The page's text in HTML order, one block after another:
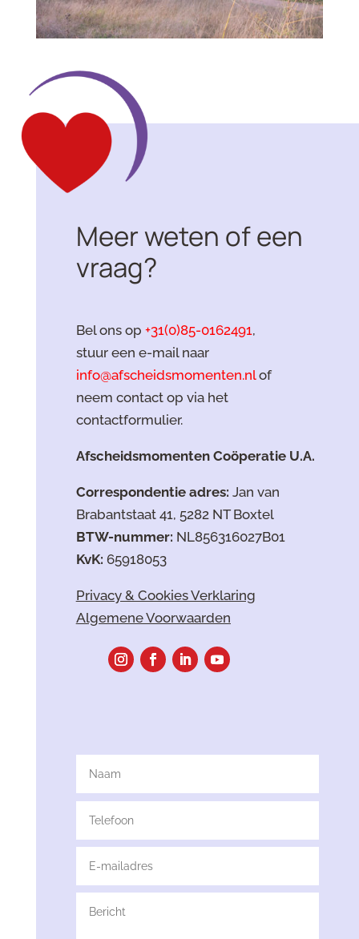
Meer weten of een
vraag?
Bel ons op +31(0)85-0162491,
stuur een e-mail naar
info@afscheidsmomenten.nlof
neem contact op via het
contactformulier.
Afscheidsmomenten Coöperatie U.A.
Correspondentie adres: Jan van
Brabantstaat 41, 5282 NT Boxtel
BTW-nummer: NL856316027B01
KvK: 65918053
Privacy & Cookies Verklaring
Algemene Voorwaarden